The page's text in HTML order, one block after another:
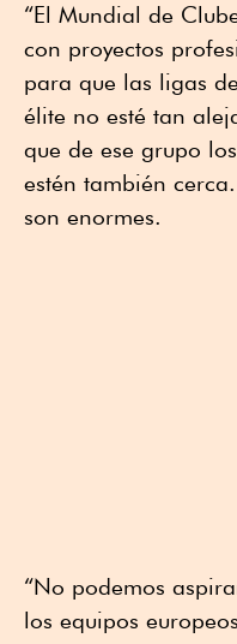
“El Mundial de
con proyectos
para que las ligas
élite no esté tan
que de ese grupo
estén también
son enormes.
“No podemos
los equipos